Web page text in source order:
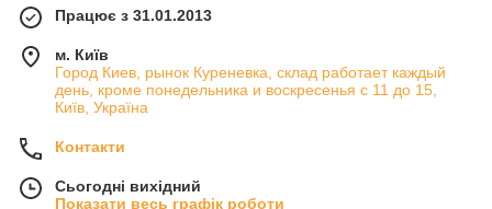
Працює з 31.01.2013
м. Київ
Город Киев, рынок Куреневка, склад работает каждый
день, кроме понедельника и воскресенья с 11 до 15,
Київ, Україна
Контакти
Сьогодні вихідний
Показати весь графік роботи